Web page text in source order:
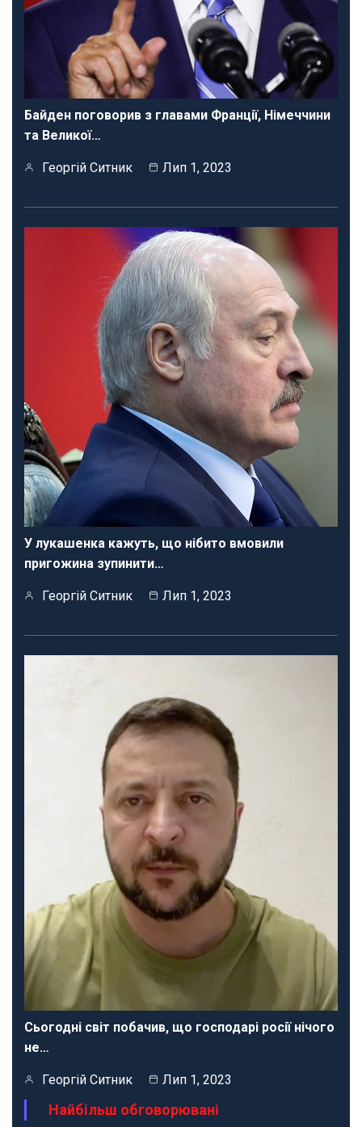
Байден поговорив з главами Франції, Німеччини
та Великої…
Георгій Ситник Лип 1, 2023
У лукашенка кажуть, що нібито вмовили
пригожина зупинити…
Георгій Ситник Лип 1, 2023
Сьогодні світ побачив, що господарі росії нічого
не…
Георгій Ситник Лип 1, 2023
Найбільш обговорювані